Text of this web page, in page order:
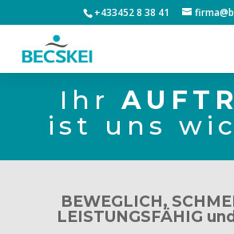
+433452 8 38 41
Ihr
ist uns
BEWEGLICH,
LEISTUNGSFÄHIG